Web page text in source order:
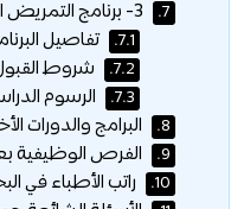
7.
7.1. تفاصيل
7.2. شروط
7.3. الرسوم الدراسية 2025
8. البرامج والدورات
9. الفرص الوظيفية
10. راتب الأطباء في